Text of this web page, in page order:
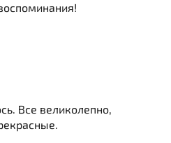
Все великолепно,